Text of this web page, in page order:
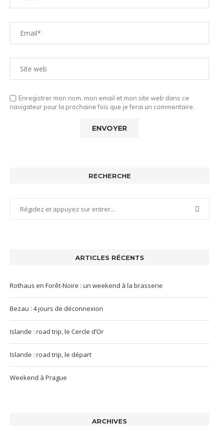
Enregistrer mon nom, mon email et mon site web dans ce
navigateur pour la prochaine fois que je ferai un commentaire.
RECHERCHE
ARTICLES RÉCENTS
Rothaus en Forêt-Noire : un weekend à la brasserie
Bezau : 4 jours de déconnexion
Islande : road trip, le Cercle d’Or
Islande : road trip, le départ
Weekend à Prague
ARCHIVES